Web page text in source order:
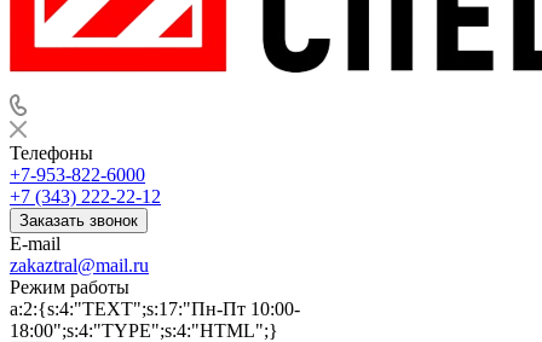
Телефоны
+7-953-822-6000
+7 (343) 222-22-12
Заказать звонок
E-mail
zakaztral@mail.ru
Режим работы
a:2:{s:4:"TEXT";s:17:"Пн-Пт 10:00-
18:00";s:4:"TYPE";s:4:"HTML";}